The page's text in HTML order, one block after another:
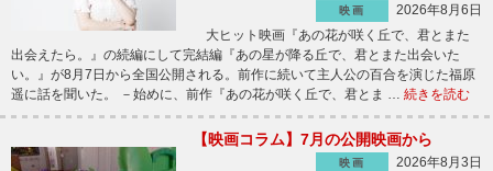
映画
2026年8月6日
大ヒット映画『あの花が咲く丘で、君とまた
出会えたら。』の続編にして完結編『あの星が降る丘で、君とまた出会いた
い。』が8月7日から全国公開される。前作に続いて主人公の百合を演じた福原
遥に話を聞いた。 －始めに、前作『あの花が咲く丘で、君とま … 続きを読む
【映画コラム】7月の公開映画から
映画
2026年8月3日